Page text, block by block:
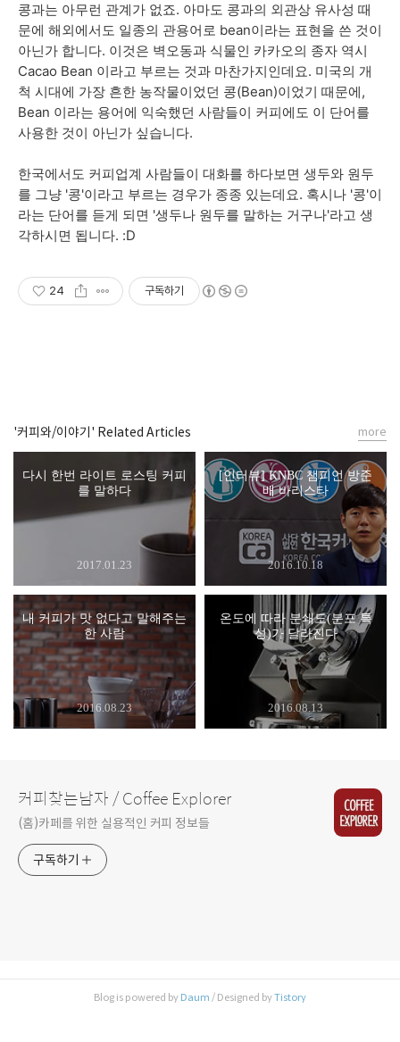
콩과는 아무런 관계가 없죠. 아마도 콩과의 외관상 유사성 때
문에 해외에서도 일종의 관용어로 bean이라는 표현을 쓴 것이
아닌가 합니다. 이것은 벽오동과 식물인 카카오의 종자 역시
Cacao Bean 이라고 부르는 것과 마찬가지인데요. 미국의 개
척 시대에 가장 흔한 농작물이었던 콩(Bean)이었기 때문에,
Bean 이라는 용어에 익숙했던 사람들이 커피에도 이 단어를
사용한 것이 아닌가 싶습니다.
한국에서도 커피업계 사람들이 대화를 하다보면 생두와 원두
를 그냥 '콩'이라고 부르는 경우가 종종 있는데요. 혹시나 '콩'이
라는 단어를 듣게 되면 '생두나 원두를 말하는 거구나'라고 생
각하시면 됩니다. :D
24 구독하기
'커피와/이야기' Related Articles
다시 한번 라이트 로스팅 커피
를 말하다
2017.01.23
[인터뷰] KNBC 챔피언 방준
배 바리스타
2016.10.18
내 커피가 맛 없다고 말해주는
한 사람
2016.08.23
온도에 따라 분쇄도(분포 특
성)가 달라진다
2016.08.13
more
커피찾는남자 / Coffee Explorer
(홈)카페를 위한 실용적인 커피 정보들
구독하기
Blog is powered by Daum / Designed byTistory